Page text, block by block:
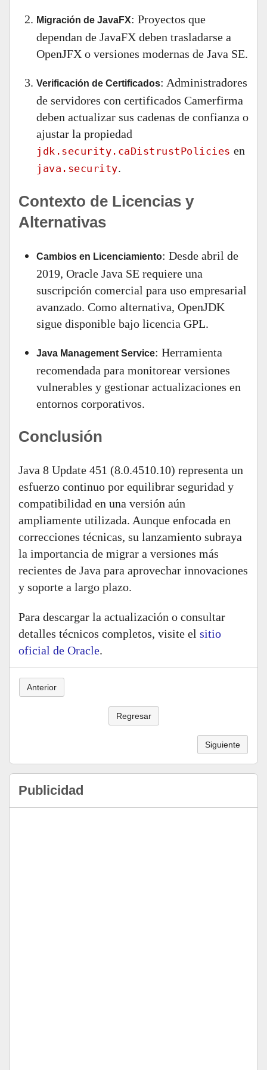
Migración de JavaFX: Proyectos que
dependan de JavaFX deben trasladarse a
OpenJFX o versiones modernas de Java SE.
Verificación de Certificados: Administradores
de servidores con certificados Camerfirma
deben actualizar sus cadenas de confianza o
ajustar la propiedad
jdk.security.caDistrustPolicies en
java.security.
Contexto de Licencias y
Alternativas
Cambios en Licenciamiento: Desde abril de
2019, Oracle Java SE requiere una
suscripción comercial para uso empresarial
avanzado. Como alternativa, OpenJDK
sigue disponible bajo licencia GPL.
Java Management Service: Herramienta
recomendada para monitorear versiones
vulnerables y gestionar actualizaciones en
entornos corporativos.
Conclusión
Java 8 Update 451 (8.0.4510.10) representa un
esfuerzo continuo por equilibrar seguridad y
compatibilidad en una versión aún
ampliamente utilizada. Aunque enfocada en
correcciones técnicas, su lanzamiento subraya
la importancia de migrar a versiones más
recientes de Java para aprovechar innovaciones
y soporte a largo plazo.
Para descargar la actualización o consultar
detalles técnicos completos, visite el sitio
oficial de Oracle.
Anterior
Regresar
Siguiente
Publicidad